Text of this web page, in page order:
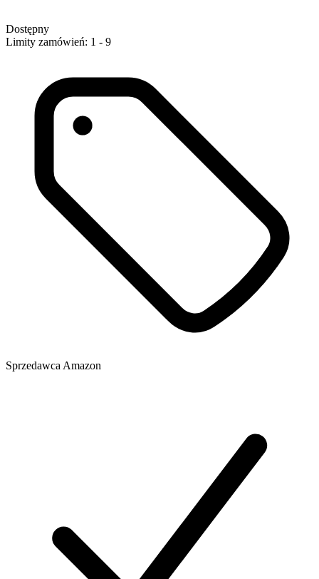
Dostępny
Limity zamówień: 1 - 9
Sprzedawca Amazon